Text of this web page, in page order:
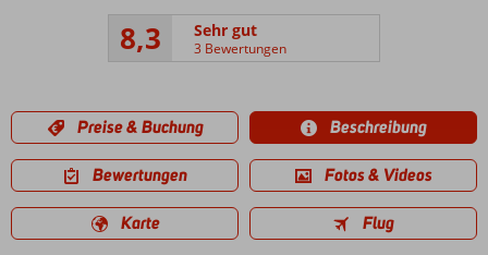
8,3 Sehr gut
3 Bewertungen
Preise & Buchung Beschreibung
Bewertungen Fotos & Videos
Karte Flug